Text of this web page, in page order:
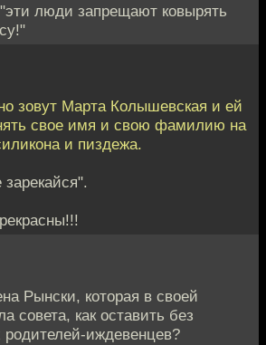
люди запрещают ковырять
зовут Марта Колышевская и ей
свое имя и свою фамилию на
и пиздежа.
зарекайся".
Рынски, которая в своей
совета, как оставить без
родителей-иждевенцев?